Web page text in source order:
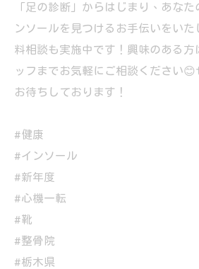
「足の診断」からはじまり、あな
ンソールを見つけるお手伝いをい
料相談も実施中です！興味のある方
ッフまでお気軽にご相談ください
お待ちしております！
#健康
#インソール
#新年度
#心機一転
#靴
#整骨院
#栃木県